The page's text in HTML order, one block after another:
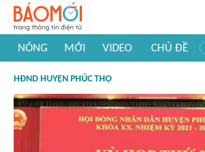
NÓNG MỚI VIDEO CHỦ ĐỀ
#Khám phá Việt Nam
HĐND HUYỆN PHÚC THỌ